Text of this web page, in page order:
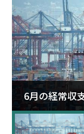
6月の経常収
が初の1000